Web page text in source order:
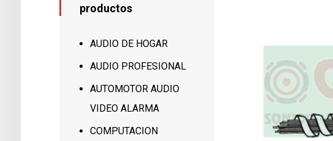
productos
AUDIO DE HOGAR
AUDIO PROFESIONAL
AUTOMOTOR AUDIO
VIDEO ALARMA
COMPUTACION